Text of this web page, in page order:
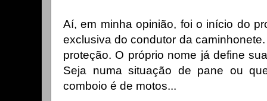
Aí, em minha opinião, foi o início do
exclusiva do condutor da
proteção. O próprio nome já define
Seja numa situação de pane ou
comboio é de motos...